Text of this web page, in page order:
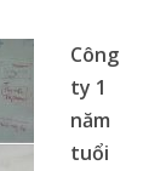
Công
ty 1
năm
tuổi